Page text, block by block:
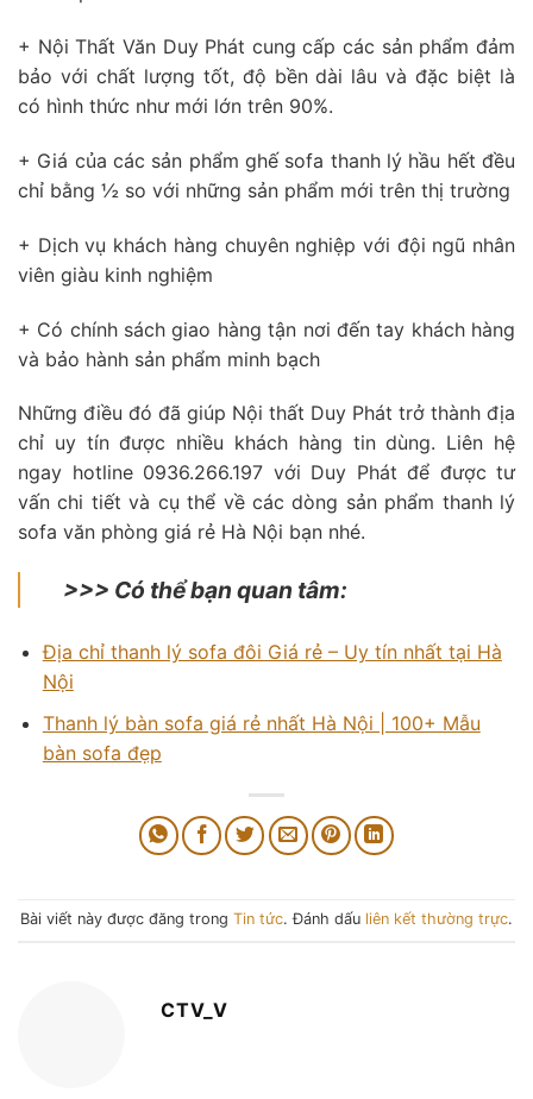
+ Nội Thất Văn Duy Phát cung cấp các sản phẩm đảm
bảo với chất lượng tốt, độ bền dài lâu và đặc biệt là
có hình thức như mới lớn trên 90%.
+ Giá của các sản phẩm ghế sofa thanh lý hầu hết đều
chỉ bằng ½ so với những sản phẩm mới trên thị trường
+ Dịch vụ khách hàng chuyên nghiệp với đội ngũ nhân
viên giàu kinh nghiệm
+ Có chính sách giao hàng tận nơi đến tay khách hàng
và bảo hành sản phẩm minh bạch
Những điều đó đã giúp Nội thất Duy Phát trở thành địa
chỉ uy tín được nhiều khách hàng tin dùng. Liên hệ
ngay hotline 0936.266.197 với Duy Phát để được tư
vấn chi tiết và cụ thể về các dòng sản phẩm thanh lý
sofa văn phòng giá rẻ Hà Nội bạn nhé.
>>> Có thể bạn quan tâm:
Địa chỉ thanh lý sofa đôi Giá rẻ – Uy tín nhất tại Hà
Nội
Thanh lý bàn sofa giá rẻ nhất Hà Nội | 100+ Mẫu
bàn sofa đẹp
Bài viết này được đăng trong Tin tức. Đánh dấu liên kết thường trực.
CTV_V